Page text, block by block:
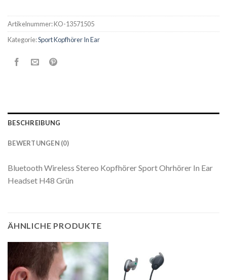
Artikelnummer:KO-13571505
Kategorie:Sport Kopfhörer In Ear
BESCHREIBUNG
BEWERTUNGEN (0)
Bluetooth Wireless Stereo Kopfhörer Sport Ohrhörer In Ear
Headset H48 Grün
ÄHNLICHE PRODUKTE